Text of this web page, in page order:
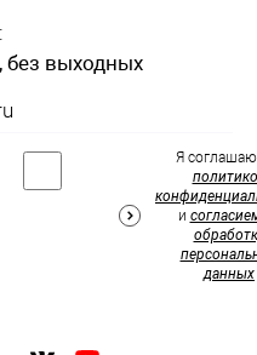
без выходных
Я
и
данных